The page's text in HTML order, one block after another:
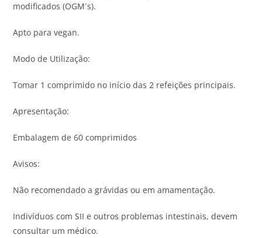
modificados (OGM´s).
Apto para vegan.
Modo de Utilização:
Tomar 1 comprimido no início das 2 refeições principais.
Apresentação:
Embalagem de 60 comprimidos
Avisos:
Não recomendado a grávidas ou em amamentação.
Indivíduos com SII e outros problemas intestinais, devem
consultar um médico.